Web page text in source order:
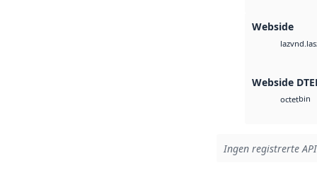
Webside
laz
Webside
octetbin
Ingen registrerte